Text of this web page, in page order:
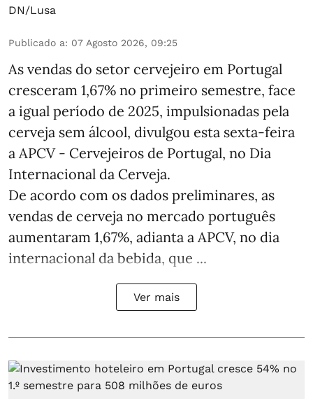
DN/Lusa
Publicado a: 07 Agosto 2026, 09:25
As vendas do setor cervejeiro em Portugal
cresceram 1,67% no primeiro semestre, face
a igual período de 2025, impulsionadas pela
cerveja sem álcool, divulgou esta sexta-feira
a APCV - Cervejeiros de Portugal, no Dia
Internacional da Cerveja.
De acordo com os dados preliminares, as
vendas de cerveja no mercado português
aumentaram 1,67%, adianta a APCV, no dia
internacional da bebida, que ...
Ver mais